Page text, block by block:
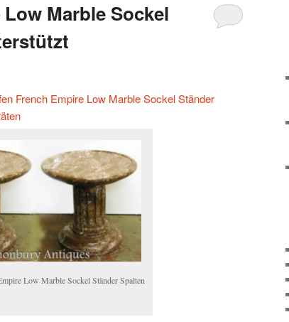
Marble Sockel
French Empire Low Marble Sockel Ständer
Low Marble Sockel Ständer Spalten